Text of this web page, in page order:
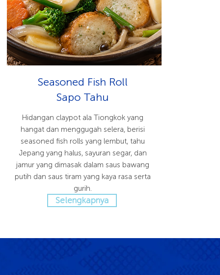
Seasoned Fish Roll
Sapo Tahu
Hidangan claypot ala Tiongkok yang
hangat dan menggugah selera, berisi
seasoned fish rolls yang lembut, tahu
Jepang yang halus, sayuran segar, dan
jamur yang dimasak dalam saus bawang
putih dan saus tiram yang kaya rasa serta
gurih.
Selengkapnya